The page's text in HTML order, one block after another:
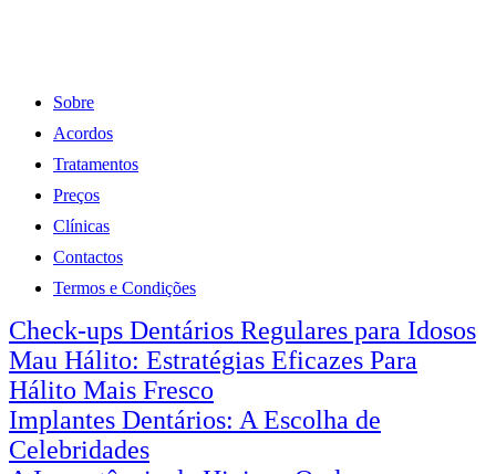
Sobre
Acordos
Tratamentos
Preços
Clínicas
Contactos
Termos e Condições
Check-ups Dentários Regulares para Idosos
Mau Hálito: Estratégias Eficazes Para
Hálito Mais Fresco
Implantes Dentários: A Escolha de
Celebridades